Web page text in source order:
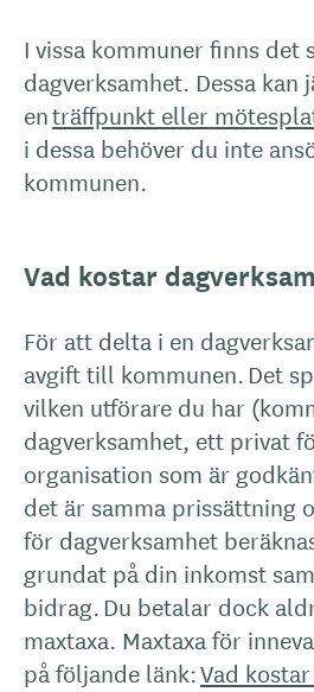
I vissa kommuner finns det
dagverksamhet. Dessa kan
enträffpunkt eller
i dessa behöver du inte
kommunen.
Vad kostar
För att delta i en
avgift till kommunen. Det
vilken utförare du har
dagverksamhet, ett privat
organisation som är
det är samma prissättning
för dagverksamhet
grundat på din inkomst
bidrag. Du betalar dock
maxtaxa. Maxtaxa för
på följande länk:Vad